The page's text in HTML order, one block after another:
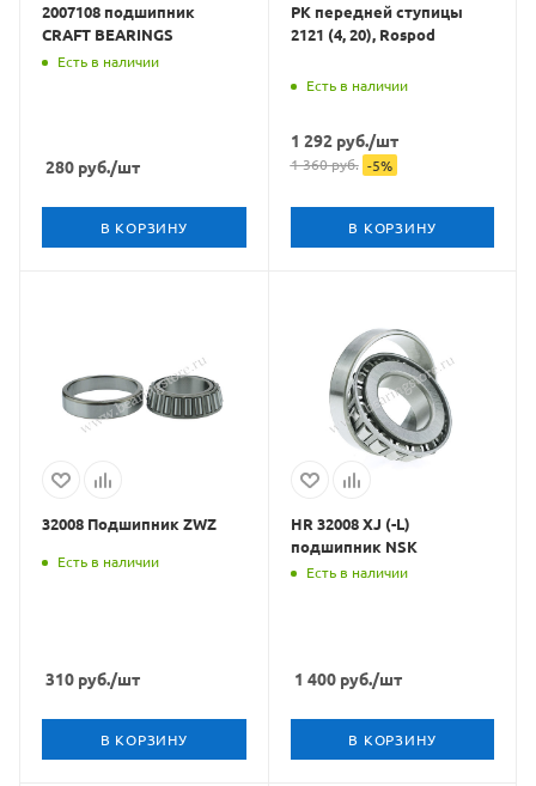
2007108 подшипник
CRAFT BEARINGS
Есть в наличии
280 руб./шт
В КОРЗИНУ
РК передней ступицы
2121 (4, 20), Rospod
Есть в наличии
1 292руб./шт
1 360руб. -5%
В КОРЗИНУ
32008 Подшипник ZWZ
Есть в наличии
310 руб./шт
В КОРЗИНУ
HR 32008 XJ (-L)
подшипник NSK
Есть в наличии
1 400руб./шт
В КОРЗИНУ